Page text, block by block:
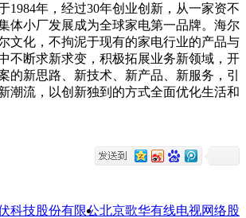
1984年，经过30年创业创新，从一家资不
体小厂发展成为全球家电第一品牌。海尔
文化，不拘泥于现有的家电行业的产品与
不断求新求变，积极拓展业务新领域，开
的新思路、新技术、新产品、新服务，引
潮流，以创新独到的方式全面优化生活和
科技股份有限公北京歌华有线电视网络股